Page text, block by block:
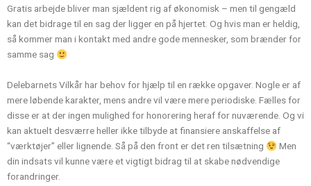
Gratis arbejde bliver man sjældent rig af økonomisk – men til gengæld
kan det bidrage til en sag der ligger en på hjertet. Og hvis man er heldig,
så kommer man i kontakt med andre gode mennesker, som brænder for
samme sag
Delebarnets Vilkår har behov for hjælp til en række opgaver. Nogle er af
mere løbende karakter, mens andre vil være mere periodiske. Fælles for
disse er at der ingen mulighed for honorering heraf for nuværende. Og vi
kan aktuelt desværre heller ikke tilbyde at finansiere anskaffelse af
“værktøjer” eller lignende. Så på den front er det ren tilsætning
Men
din indsats vil kunne være et vigtigt bidrag til at skabe nødvendige
forandringer.